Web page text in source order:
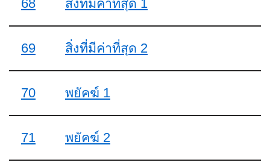
68 สิ่งที่มีค่าที่สุด 1
69 สิ่งที่มีค่าที่สุด 2
70 พยัคฆ์ 1
71 พยัคฆ์ 2